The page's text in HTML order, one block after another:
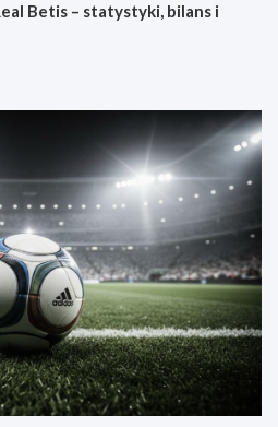
Betis – statystyki, bilans i